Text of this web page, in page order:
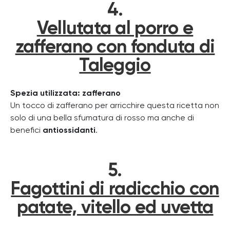
4.
Vellutata al porro e
zafferano con fonduta di
Taleggio
Spezia utilizzata: zafferano
Un tocco di zafferano per arricchire questa ricetta non
solo di una bella sfumatura di rosso ma anche di
benefici antiossidanti.
5.
Fagottini di radicchio con
patate, vitello ed uvetta